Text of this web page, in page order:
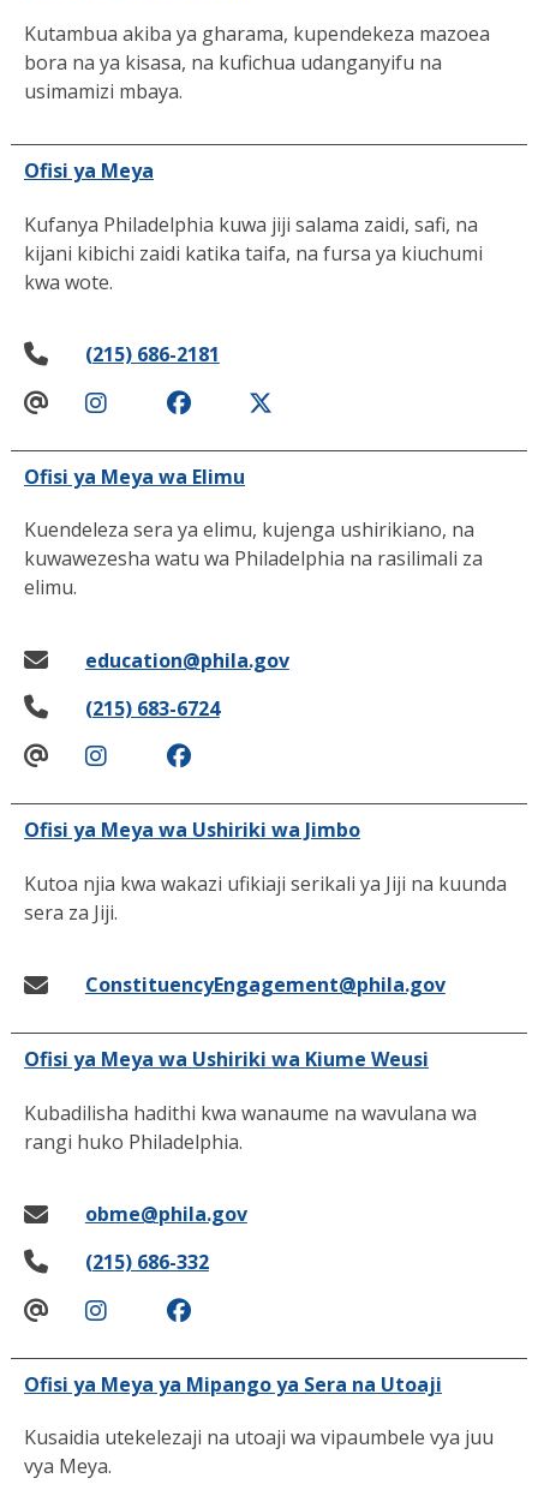
Kutambua akiba ya gharama, kupendekeza mazoea
bora na ya kisasa, na kufichua udanganyifu na
usimamizi mbaya.
Ofisi ya Meya
Kufanya Philadelphia kuwa jiji salama zaidi, safi, na
kijani kibichi zaidi katika taifa, na fursa ya kiuchumi
kwa wote.
(215) 686-2181
Ofisi ya Meya wa Elimu
Kuendeleza sera ya elimu, kujenga ushirikiano, na
kuwawezesha watu wa Philadelphia na rasilimali za
elimu.
education@phila.gov
(215) 683-6724
Ofisi ya Meya wa Ushiriki wa Jimbo
Kutoa njia kwa wakazi ufikiaji serikali ya Jiji na kuunda
sera za Jiji.
ConstituencyEngagement@phila.gov
Ofisi ya Meya wa Ushiriki wa Kiume Weusi
Kubadilisha hadithi kwa wanaume na wavulana wa
rangi huko Philadelphia.
obme@phila.gov
(215) 686-332
Ofisi ya Meya ya Mipango ya Sera na Utoaji
Kusaidia utekelezaji na utoaji wa vipaumbele vya juu
vya Meya.